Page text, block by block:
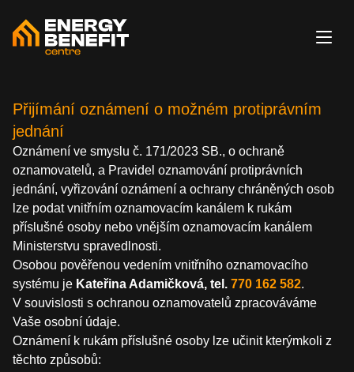
Přijímání oznámení o možném protiprávním
jednání
Oznámení ve smyslu č. 171/2023 SB., o ochraně
oznamovatelů, a Pravidel oznamování protiprávních
jednání, vyřizování oznámení a ochrany chráněných osob
lze podat vnitřním oznamovacím kanálem k rukám
příslušné osoby nebo vnějším oznamovacím kanálem
Ministerstvu spravedlnosti.
Osobou pověřenou vedením vnitřního oznamovacího
systému je Kateřina Adamičková, tel. 770 162 582.
V souvislosti s ochranou oznamovatelů zpracováváme
Vaše osobní údaje.
Oznámení k rukám příslušné osoby lze učinit kterýmkoli z
těchto způsobů: